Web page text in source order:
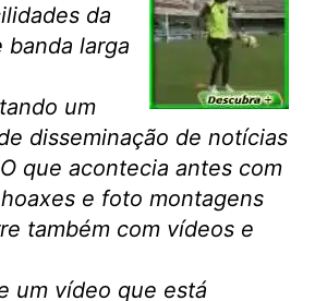
da
larga
um
disseminação de notícias
que acontecia antes com
e foto montagens
também com vídeos e
um vídeo que está